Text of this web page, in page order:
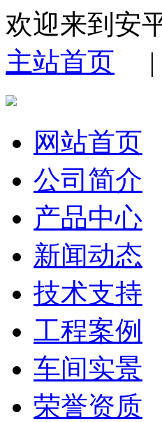
欢迎来到安
主站首页
网站首页
公司简介
产品中心
新闻动态
技术支持
工程案例
车间实景
荣誉资质